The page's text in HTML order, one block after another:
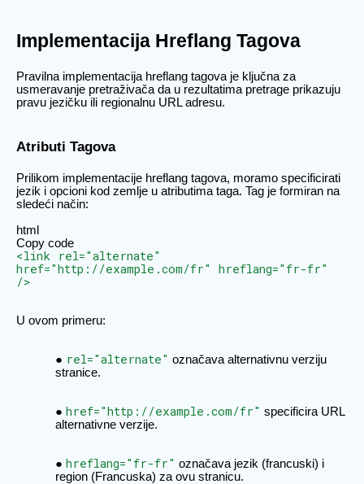
Implementacija Hreflang Tagova
Pravilna implementacija hreflang tagova je ključna za
usmeravanje pretraživača da u rezultatima pretrage prikazuju
pravu jezičku ili regionalnu URL adresu.
Atributi Tagova
Prilikom implementacije hreflang tagova, moramo specificirati
jezik i opcioni kod zemlje u atributima taga. Tag je formiran na
sledeći način:
html
Copy code
<link rel="alternate"
href="http://example.com/fr" hreflang="fr-fr"
/>
U ovom primeru:
rel="alternate" označava alternativnu verziju
stranice.
href="http://example.com/fr" specificira URL
alternativne verzije.
hreflang="fr-fr" označava jezik (francuski) i
region (Francuska) za ovu stranicu.